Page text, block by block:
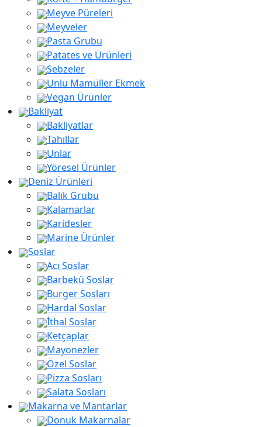
Meyve Püreleri
Meyveler
Pasta Grubu
Patates ve Ürünleri
Sebzeler
Unlu Mamüller Ekmek
Vegan Ürünler
Bakliyat
Bakliyatlar
Tahıllar
Unlar
Yöresel Ürünler
Deniz Ürünleri
Balık Grubu
Kalamarlar
Karidesler
Marine Ürünler
Soslar
Acı Soslar
Barbekü Soslar
Burger Sosları
Hardal Soslar
İthal Soslar
Ketçaplar
Mayonezler
Özel Soslar
Pizza Sosları
Salata Sosları
Makarna ve Mantarlar
Donuk Makarnalar